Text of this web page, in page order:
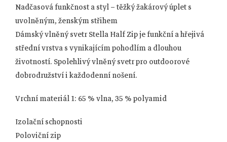
Nadčasová funkčnost a styl – těžký žakárový úplet s
uvolněným, ženským střihem
Dámský vlněný svetr Stella Half Zip je funkční a hřejivá
střední vrstva s vynikajícím pohodlím a dlouhou
životností. Spolehlivý vlněný svetr pro outdoorové
dobrodružství i každodenní nošení.
Vrchní materiál 1: 65 % vlna, 35 % polyamid
Izolační schopnosti
Poloviční zip